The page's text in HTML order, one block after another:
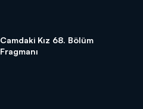
Camdaki Kız 68. Bölüm
Fragmanı